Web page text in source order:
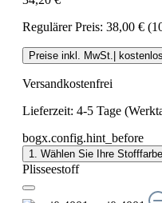
Regulärer Preis: 38,00 €
Preise inkl. MwSt.|
Versandkostenfrei
Lieferzeit: 4-5 Tage
bogx.config.hint_before
1. Wählen Sie Ihre Stofffarbe
Plisseestoff